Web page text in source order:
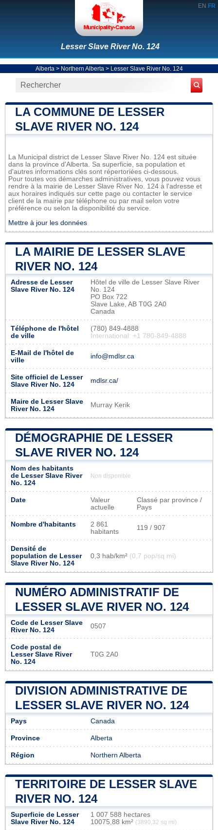
EN FR
Lesser Slave River No. 124
Alberta > Northern Alberta > Lesser Slave River No. 124
LA COMMUNE DE LESSER
SLAVE RIVER NO. 124
La Municipal district de Lesser Slave River No. 124 est située
dans la province d'Alberta. Sa superficie, sa population et
d'autres informations clés sont répertoriées ci-dessous.
Pour toutes vos démarches administratives, vous pouvez vous
rendre à la mairie de Lesser Slave River No. 124 à l'adresse et
aux horaires indiqués sur cette page ou contacter le service
client de la mairie par téléphone ou par mail selon votre
préférence ou selon la disponibilité du service.
Mettre à jour les données
LA MAIRIE DE LESSER SLAVE
RIVER NO. 124
Adresse de Lesser
Slave River No. 124
Hôtel de ville de Lesser Slave River
No. 124
PO Box 722
Slave Lake, AB T0G 2A0
Canada
Téléphone de l'hôtel
de ville
(780) 849-4888
International: +1 780-849-4888
E-Mail de l'hôtel de
ville
info@mdlsr.ca
Site officiel de Lesser
Slave River No. 124
mdlsr.ca/
Maire de Lesser Slave
River No. 124
Murray Kerik
DÉMOGRAPHIE DE LESSER
SLAVE RIVER NO. 124
Nom des habitants
de Lesser Slave River
No. 124
Non disponible
Date
Valeur
actuelle
Classé par province /
Pays
Nombre d'habitants
2 861
habitants
119 / 907
Densité de
population de Lesser
Slave River No. 124
0,3 hab/km² (0,7 pop/sq mi)
NUMÉRO ADMINISTRATIF DE
LESSER SLAVE RIVER NO. 124
Code de Lesser Slave
River No. 124
0507
Code postal de
Lesser Slave River
No. 124
T0G 2A0
DIVISION ADMINISTRATIVE DE
LESSER SLAVE RIVER NO. 124
Pays Canada
Province Alberta
Région Northern Alberta
TERRITOIRE DE LESSER SLAVE
RIVER NO. 124
Superficie de Lesser
Slave River No. 124
1 007 588 hectares
10075,88 km² (3890,32 sq mi)